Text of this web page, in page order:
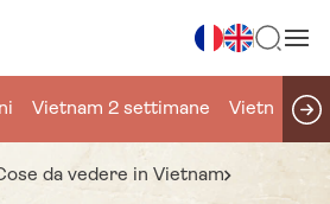
Vietnam 2 settimane Vietnam
da vedere in Vietnam